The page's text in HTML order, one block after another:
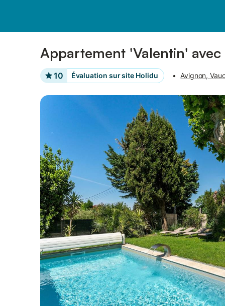
Appartement 'Valentin'
10 Évaluation sur site Holidu • Avignon,